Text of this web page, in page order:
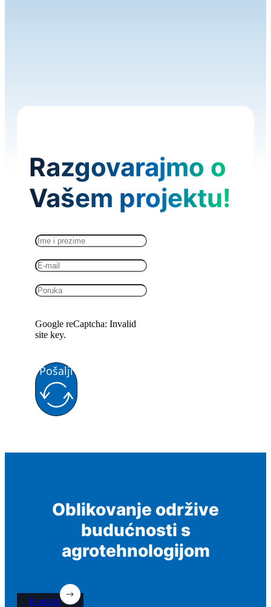
Razgovarajmo o
Vašem projektu!
Google reCaptcha: Invalid
site key.
Pošalji
Oblikovanje održive
budućnosti s
agrotehnologijom
Kontakt